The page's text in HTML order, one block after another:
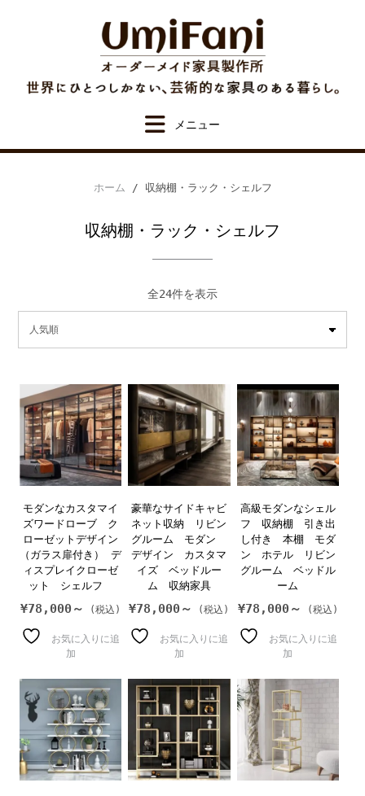
ホーム / 収納棚・ラック・シェルフ
収納棚・ラック・シェルフ
全24件を表示人
気
モダンなカスタマイ
ズワードローブ ク
ローゼットデザイン
（ガラス扉付き） デ
ィスプレイクローゼ
ット シェルフ
¥78,000～
お気に入りに追
加
豪華なサイドキャビ
ネット収納 リビン
グルーム モダン
デザイン カスタマ
イズ ベッドルー
ム 収納家具
¥78,000～
お気に入りに追
加
高級モダンなシェル
フ 収納棚 引き出
し付き 本棚 モダ
ン ホテル リビン
グルーム ベッドル
ーム
¥78,000～
お気に入りに追
加